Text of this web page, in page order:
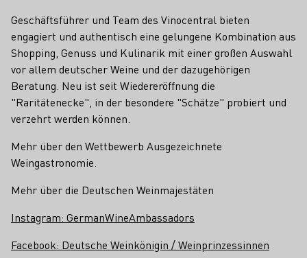
Geschäftsführer und Team des Vinocentral bieten
engagiert und authentisch eine gelungene Kombination aus
Shopping, Genuss und Kulinarik mit einer großen Auswahl
vor allem deutscher Weine und der dazugehörigen
Beratung. Neu ist seit Wiedereröffnung die
"Raritätenecke", in der besondere "Schätze" probiert und
verzehrt werden können.
Mehr über den Wettbewerb Ausgezeichnete
Weingastronomie.
Mehr über die Deutschen Weinmajestäten
Instagram: GermanWineAmbassadors
Facebook: Deutsche Weinkönigin / Weinprinzessinnen